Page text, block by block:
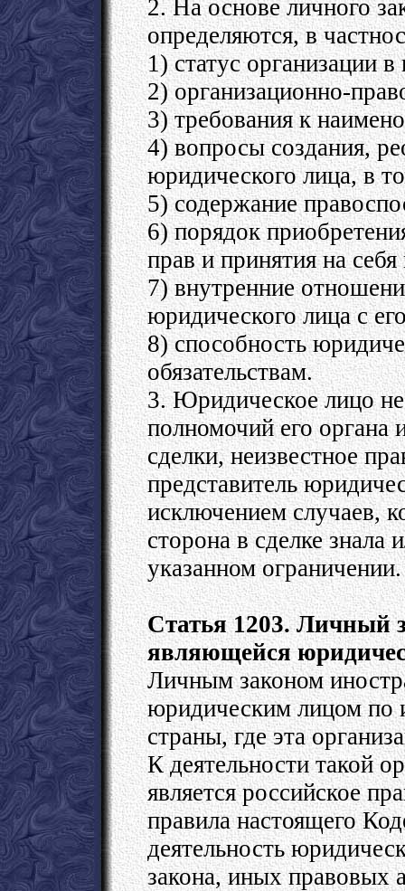
2. На основе личного
определяются, в
1) статус организации
2) организационно-
3) требования к
4) вопросы создания,
юридического лица, в
5) содержание
6) порядок
прав и принятия на
7) внутренние
юридического лица с
8) способность
обязательствам.
3. Юридическое лицо
полномочий его органа
сделки, неизвестное
представитель
исключением случаев,
сторона в сделке знала
указанном ограничении.
Статья 1203. Личный
являющейся
Личным законом
юридическим лицом по
страны, где эта
К деятельности такой
является российское
правила настоящего
деятельность
закона, иных правовых